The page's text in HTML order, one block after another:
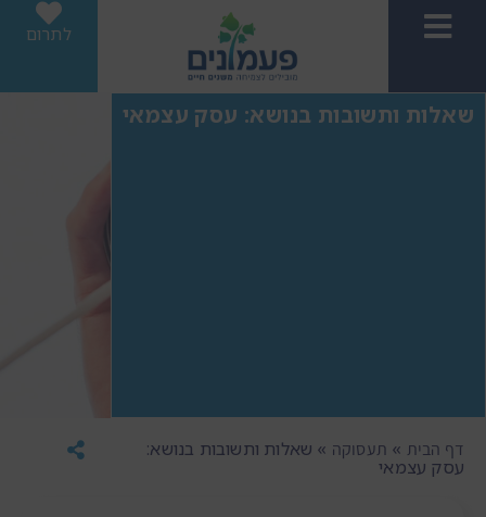
לתרום
שאלות ותשובות בנושא: עסק עצמאי
דף הבית » תעסוקה » שאלות ותשובות בנושא:
עסק עצמאי